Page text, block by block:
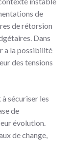
de
de rétorsion
Dans
a la possibilité
des tensions
sécuriser les
de
évolution.
de change,